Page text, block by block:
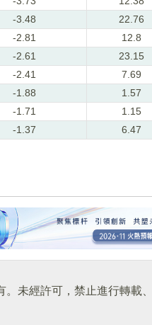
-3.48
22.76
-2.81
12.8
-2.61
23.15
-2.41
7.69
-1.88
1.57
-1.71
1.15
-1.37 6.47
未經許可，禁止進行轉載、